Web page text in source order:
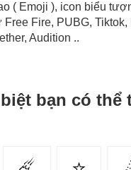
( Emoji ), icon biểu
Free Fire, PUBG,
Audition ..
bạn có thể